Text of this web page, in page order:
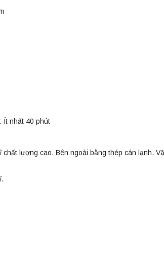
Ít nhất 40 phút
lượng cao. Bên ngoài bằng thép cán lạnh.